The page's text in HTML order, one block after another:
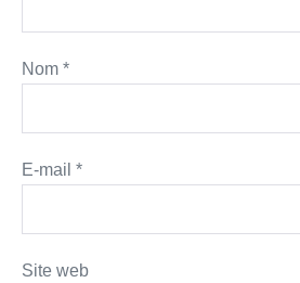
Nom *
E-mail *
Site web